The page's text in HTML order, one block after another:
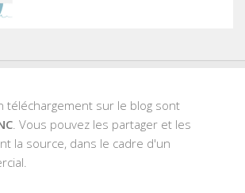
téléchargement sur le blog sont
. Vous pouvez les partager et les
la source, dans le cadre d'un